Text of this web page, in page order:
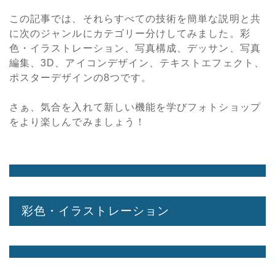
この記事では、それらすべての技術を簡単な説明と共
に次のジャンルにカテゴリー分けしてみました。彩
色・イラストレーション、写真構成、デッサン、写真
編集、3D、アイコンデザイン、テキストエフェクト、
ポスターデザインの8つです。
さぁ、気合を入れて新しい機能を学びフォトショップ
をより楽しんでみましょう！
彩色・イラストレーション